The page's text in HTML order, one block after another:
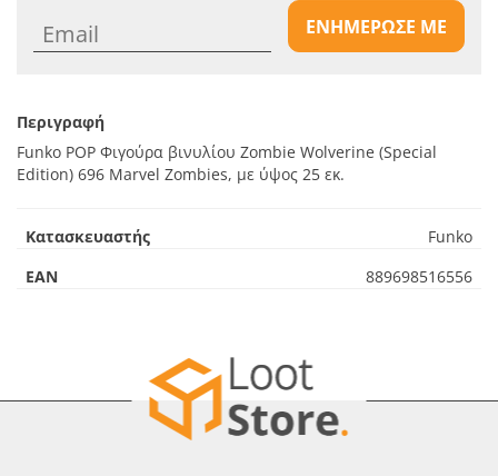
ΕΝΗΜΕΡΩΣΕ ΜΕ
Περιγραφή
Funko POP Φιγούρα βινυλίου Zombie Wolverine (Special
Edition) 696 Marvel Zombies, με ύψος 25 εκ.
Κατασκευαστής
Funko
EAN
889698516556